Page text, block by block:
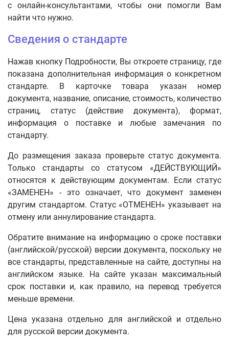
с онлайн-консультантами, чтобы они помогли Вам
найти что нужно.
Сведения о стандарте
Нажав кнопку Подробности, Вы откроете страницу, где
показана дополнительная информация о конкретном
стандарте. В карточке товара указан номер
документа, название, описание, стоимость, количество
страниц, статус (действие документа), формат,
информация о поставке и любые замечания по
стандарту.
До размещения заказа проверьте статус документа.
Только стандарты со статусом «ДЕЙСТВУЮЩИЙ»
относятся к действующим документам. Если статус
«ЗАМЕНЕН» - это означает, что документ заменен
другим стандартом. Статус «ОТМЕНЕН» указывает на
отмену или аннулирование стандарта.
Обратите внимание на информацию о сроке поставки
(английской/русской) версии документа, поскольку не
все стандарты, представленные на сайте, доступны на
английском языке. На сайте указан максимальный
срок поставки и, как правило, на перевод требуется
меньше времени.
Цена указана отдельно для английской и отдельно
для русской версии документа.